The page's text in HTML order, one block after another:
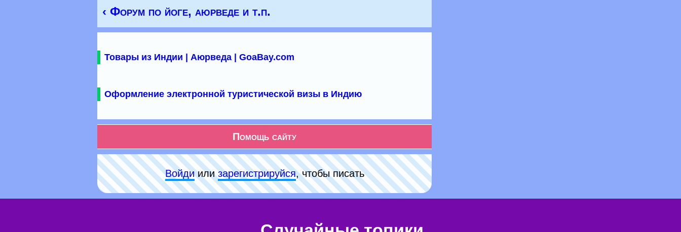
‹ Форум по йоге, аюрведе и т.п.
Товары из Индии | Аюрведа | GoaBay.com
Оформление электронной туристической визы в Индию
Помощь сайту
Войдиилизарeгиcтpируйся, чтобы писать